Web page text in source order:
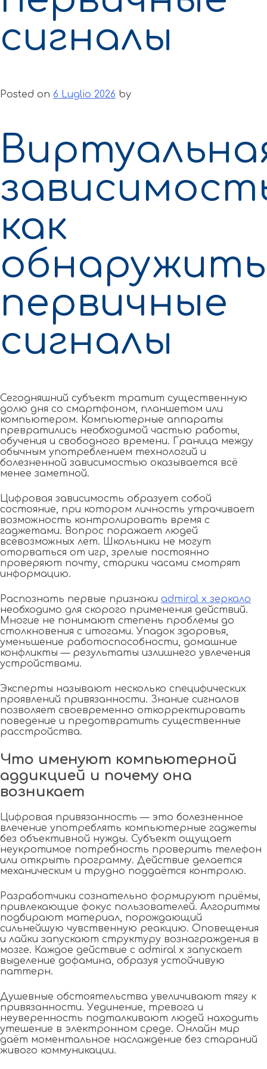
сигналы
Posted on 6 Luglio 2026 by
как
обнаружить
первичные
сигналы
Сегодняшний субъект тратит существенную
долю дня со смартфоном, планшетом или
компьютером. Компьютерные аппараты
превратились необходимой частью работы,
обучения и свободного времени. Граница между
обычным употреблением технологий и
болезненной зависимостью оказывается всё
менее заметной.
Цифровая зависимость образует собой
состояние, при котором личность утрачивает
возможность контролировать время с
гаджетами. Вопрос поражает людей
всевозможных лет. Школьники не могут
оторваться от игр, зрелые постоянно
проверяют почту, старики часами смотрят
информацию.
Распознать первые признаки admiral x зеркало
необходимо для скорого применения действий.
Многие не понимают степень проблемы до
столкновения с итогами. Упадок здоровья,
уменьшение работоспособности, домашние
конфликты — результаты излишнего увлечения
устройствами.
Эксперты называют несколько специфических
проявлений привязанности. Знание сигналов
позволяет своевременно откорректировать
поведение и предотвратить существенные
расстройства.
Что именуют компьютерной
аддикцией и почему она
возникает
Цифровая привязанность — это болезненное
влечение употреблять компьютерные гаджеты
без объективной нужды. Субъект ощущает
неукротимое потребность проверить телефон
или открыть программу. Действие делается
механическим и трудно поддаётся контролю.
Разработчики сознательно формируют приёмы,
привлекающие фокус пользователей. Алгоритмы
подбирают материал, порождающий
сильнейшую чувственную реакцию. Оповещения
и лайки запускают структуру вознаграждения в
мозге. Каждое действие с admiral x запускает
выделение дофамина, образуя устойчивую
паттерн.
Душевные обстоятельства увеличивают тягу к
привязанности. Уединение, тревога и
неуверенность подталкивают людей находить
утешение в электронном среде. Онлайн мир
даёт моментальное наслаждение без стараний
живого коммуникации.